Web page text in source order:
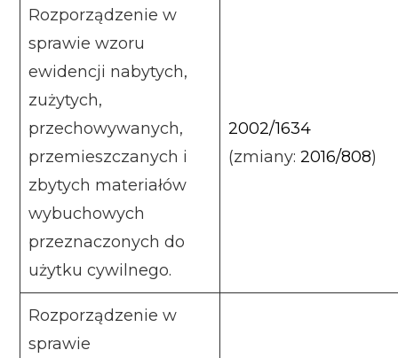
Rozporządzenie w
sprawie wzoru
ewidencji nabytych,
zużytych,
przechowywanych,
przemieszczanych i
zbytych materiałów
wybuchowych
przeznaczonych do
użytku cywilnego.
2002/1634
(zmiany:2016/808)
Rozporządzenie w
sprawie